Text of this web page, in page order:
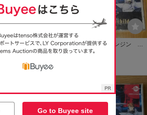
PCエンジン CD ROM ス
ーパーシュヴァルツシル
2,000
Yahoo!フリマ
【中古】PCエンジン
「スーパーシュヴァルツ
1,200
Go to Buyee site